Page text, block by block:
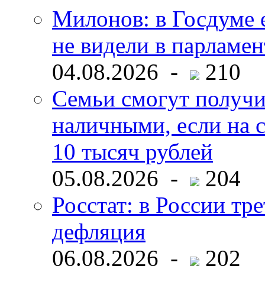
Милонов: в Госдуме
не видели в
04.08.2026 -
210
Семьи смогут
наличными, если на
10 тысяч рублей
05.08.2026 -
204
Росстат: в России
дефляция
06.08.2026 -
202